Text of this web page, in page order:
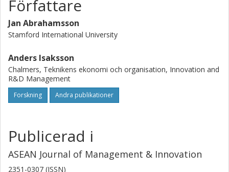
Författare
Jan Abrahamsson
Stamford International University
Anders Isaksson
Chalmers, Teknikens ekonomi och organisation, Innovation and
R&D Management
Forskning Andra publikationer
Publicerad i
ASEAN Journal of Management & Innovation
2351-0307 (ISSN)